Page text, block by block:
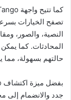
تصفح الخيارات
النصية، والصور،
المحادثات. كما
حالتهم بسهولة، مما
جدد والانضمام إلى